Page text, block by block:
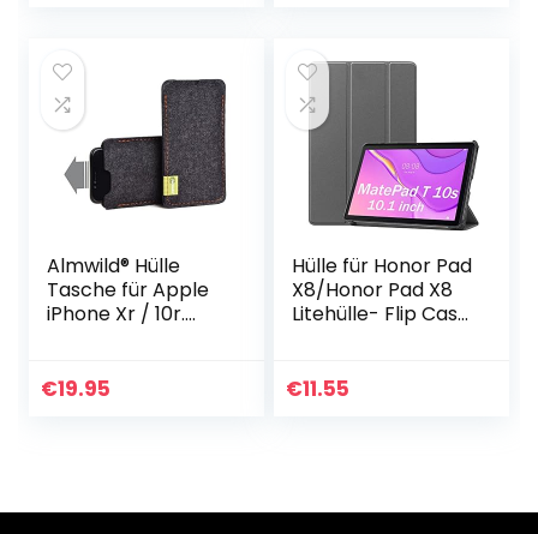
Schutzfolie Glas-
Red
Almwild® Hülle
Tasche für Apple
iPhone Xr / 10r.
Grau,Schwarz aus
€19.95
Hülle für Honor Pad
X8/Honor Pad X8
Litehülle- Flip Case
X8/Honor Pad X8
€11.55